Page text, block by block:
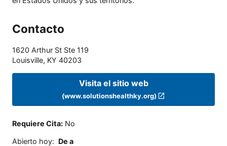
Contacto
1620 Arthur St Ste 119
Louisville, KY 40203
Visita el sitio web
(www.solutionshealthky.org)
Requiere Cita: No
Abierto hoy: De a